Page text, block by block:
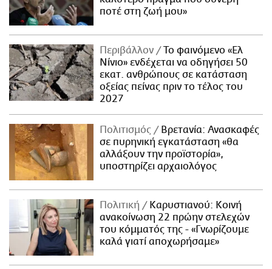
ποτέ στη ζωή μου»
Περιβάλλον
Το φαινόμενο «Ελ
Νίνιο» ενδέχεται να οδηγήσει 50
εκατ. ανθρώπους σε κατάσταση
οξείας πείνας πριν το τέλος του
2027
Πολιτισμός
Βρετανία: Ανασκαφές
σε πυρηνική εγκατάσταση «θα
αλλάξουν την προϊστορία»,
υποστηρίζει αρχαιολόγος
Πολιτική
Καρυστιανού: Κοινή
ανακοίνωση 22 πρώην στελεχών
του κόμματός της - «Γνωρίζουμε
καλά γιατί αποχωρήσαμε»